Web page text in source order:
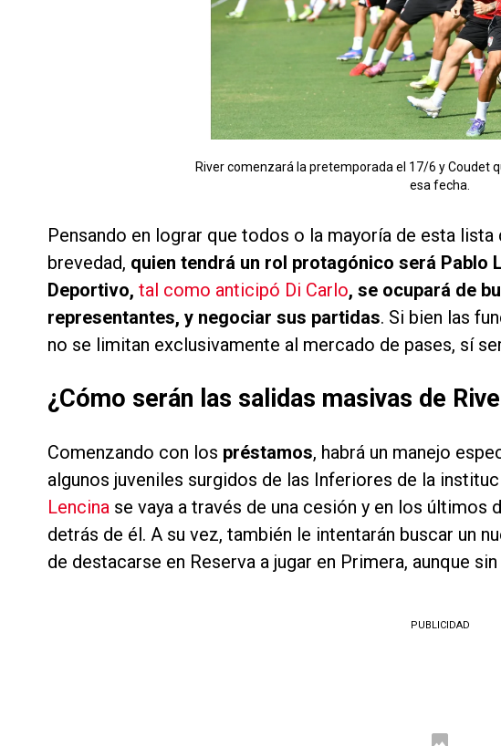
River comenzará la pretemporada el 17/6 y Coudet
esa fecha.
Pensando en lograr que todos o la mayoría de esta
brevedad, quien tendrá un rol protagónico será Pablo
Deportivo, tal como anticipó Di Carlo, se ocupará de
representantes, y negociar sus partidas. Si bien las
no se limitan exclusivamente al mercado de pases, sí
¿Cómo serán las salidas masivas de
Comenzando con los préstamos, habrá un manejo
algunos juveniles surgidos de las Inferiores de la
Lencina se vaya a través de una cesión y en los últimos
detrás de él. A su vez, también le intentarán buscar un
de destacarse en Reserva a jugar en Primera, aunque
PUBLICIDAD